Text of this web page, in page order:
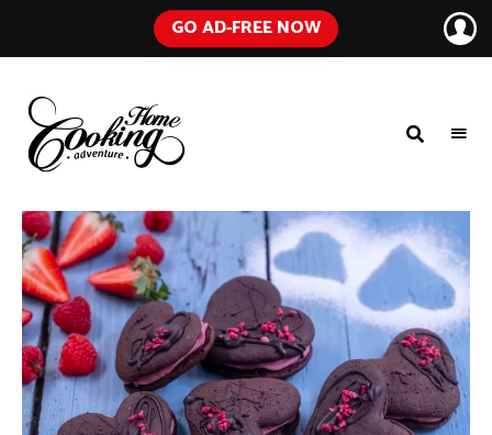
GO AD-FREE NOW
COOKING
ADVENTURE
Blog
with
Tested
Recipes
Using
Everyday
Ingredients